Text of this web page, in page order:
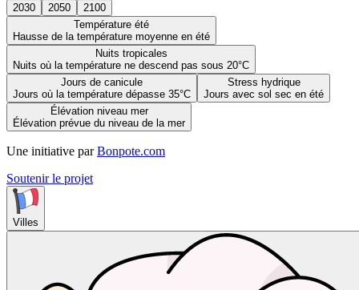
2030 2050
2100
Température été
Hausse de la température moyenne en été
Nuits tropicales
Nuits où la température ne descend pas sous 20°C
Jours de canicule
Jours où la température dépasse 35°C
Stress hydrique
Jours avec sol sec en été
Élévation niveau mer
Élévation prévue du niveau de la mer
Une initiative par Bonpote.com
Soutenir le projet
Villes